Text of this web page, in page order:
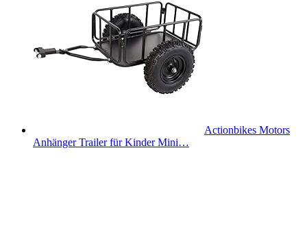
Actionbikes Motors
Anhänger Trailer für Kinder Mini…